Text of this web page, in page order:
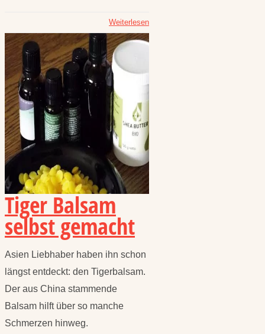
Weiterlesen
Tiger Balsam
selbst gemacht
Asien Liebhaber haben ihn schon
längst entdeckt: den Tigerbalsam.
Der aus China stammende
Balsam hilft über so manche
Schmerzen hinweg.